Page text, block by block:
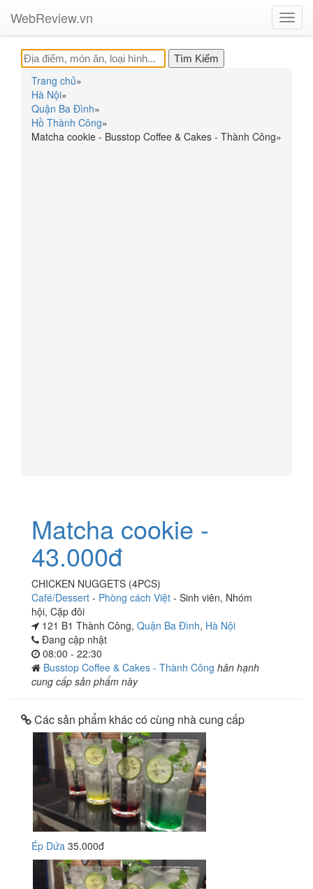
WebReview.vn
Trang chủ»
Hà Nội»
Quận Ba Đình»
Hồ Thành Công»
Matcha cookie - Busstop Coffee & Cakes - Thành Công»
Matcha cookie -
43.000đ
CHICKEN NUGGETS (4PCS)
Café/Dessert - Phòng cách Việt - Sinh viên, Nhóm
hội, Cặp đôi
121 B1 Thành Công, Quận Ba Đình, Hà Nội
Đang cập nhật
08:00 - 22:30
Busstop Coffee & Cakes - Thành Công hân hạnh
cung cấp sản phẩm này
Các sản phẩm khác có cùng nhà cung cấp
Ép Dứa 35.000đ